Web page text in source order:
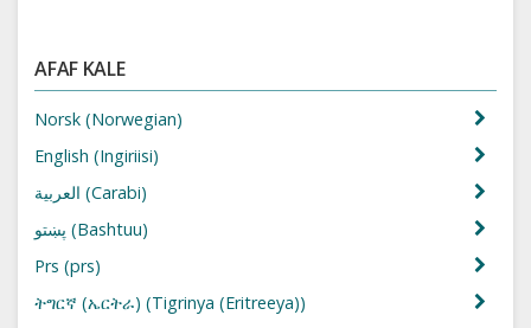
AFAF KALE
Norsk (Norwegian)
English (Ingiriisi)
العربية (Carabi)
پښتو (Bashtuu)
Prs (prs)
ትግርኛ (ኤርትራ) (Tigrinya (Eritreeya))